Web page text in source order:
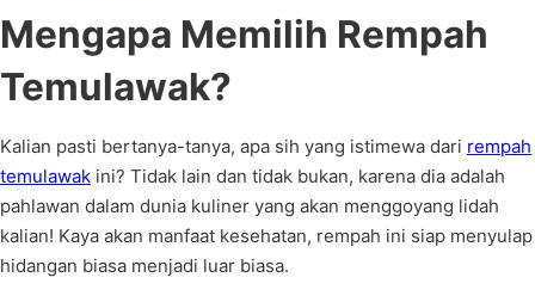
Mengapa Memilih Rempah
Temulawak?
Kalian pasti bertanya-tanya, apa sih yang istimewa dari rempah
temulawak ini? Tidak lain dan tidak bukan, karena dia adalah
pahlawan dalam dunia kuliner yang akan menggoyang lidah
kalian! Kaya akan manfaat kesehatan, rempah ini siap menyulap
hidangan biasa menjadi luar biasa.